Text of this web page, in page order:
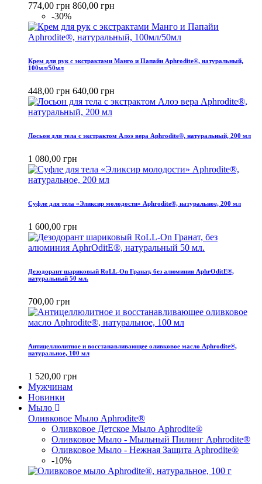
774,00 грн 860,00 грн
-30%
Крем для рук с экстрактами Манго и Папайи Aphrodite®, натуральный,
100мл/50мл
448,00 грн 640,00 грн
Лосьон для тела с экстрактом Алоэ вера Aphrodite®, натуральный, 200 мл
1 080,00 грн
Cуфле для тела «Эликсир молодости» Aphrodite®, натуральное, 200 мл
1 600,00 грн
Дезодорант шариковый RoLL-On Гранат, без алюминия AphrOditE®,
натуральный 50 мл.
700,00 грн
Антицеллюлитное и восстанавливающее оливковое масло Aphrodite®,
натуральное, 100 мл
1 520,00 грн
Мужчинам
Новинки
Мыло
Оливковое Мыло Aphrodite®
Оливковое Детское Мыло Aphrodite®
Оливковое Мыло - Мыльный Пилинг Aphrodite®
Оливковое Мыло - Нежная Защита Aphrodite®
-10%